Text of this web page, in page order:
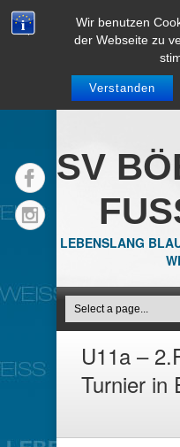
Wir benutzen
der Webseite zu
Verstanden
SV
LEBENSLANG
U11a –
Turnier in